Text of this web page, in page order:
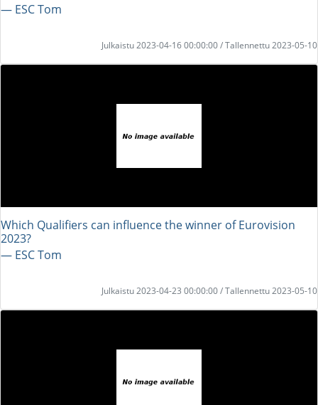
― ESC Tom
Julkaistu 2023-04-16 00:00:00 / Tallennettu 2023-05-10
Which Qualifiers can influence the winner of Eurovision
2023?
― ESC Tom
Julkaistu 2023-04-23 00:00:00 / Tallennettu 2023-05-10